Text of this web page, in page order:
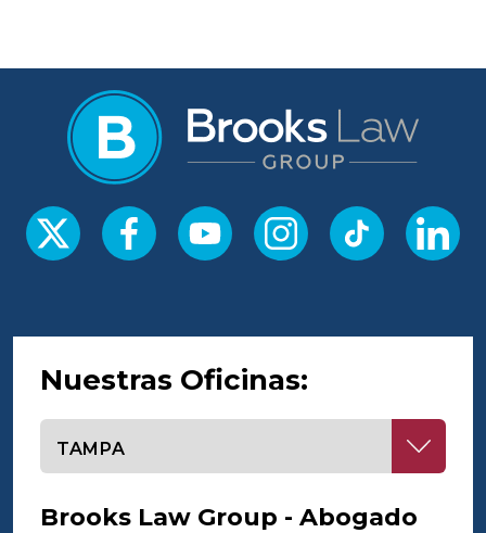
Nuestras Oficinas:
Brooks Law Group - Abogado